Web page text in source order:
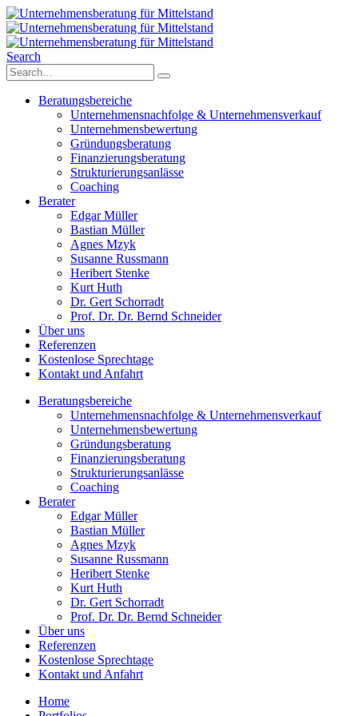
Search
Beratungsbereiche
Unternehmensnachfolge & Unternehmensverkauf
Unternehmensbewertung
Gründungsberatung
Finanzierungsberatung
Strukturierungsanlässe
Coaching
Berater
Edgar Müller
Bastian Müller
Agnes Mzyk
Susanne Russmann
Heribert Stenke
Kurt Huth
Dr. Gert Schorradt
Prof. Dr. Dr. Bernd Schneider
Über uns
Referenzen
Kostenlose Sprechtage
Kontakt und Anfahrt
Beratungsbereiche
Unternehmensnachfolge & Unternehmensverkauf
Unternehmensbewertung
Gründungsberatung
Finanzierungsberatung
Strukturierungsanlässe
Coaching
Berater
Edgar Müller
Bastian Müller
Agnes Mzyk
Susanne Russmann
Heribert Stenke
Kurt Huth
Dr. Gert Schorradt
Prof. Dr. Dr. Bernd Schneider
Über uns
Referenzen
Kostenlose Sprechtage
Kontakt und Anfahrt
Home